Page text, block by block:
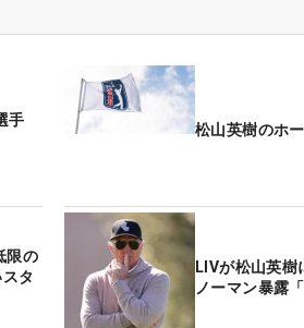
手
松山英樹のホ
限の
タ
LIVが松山英
ノーマン暴露